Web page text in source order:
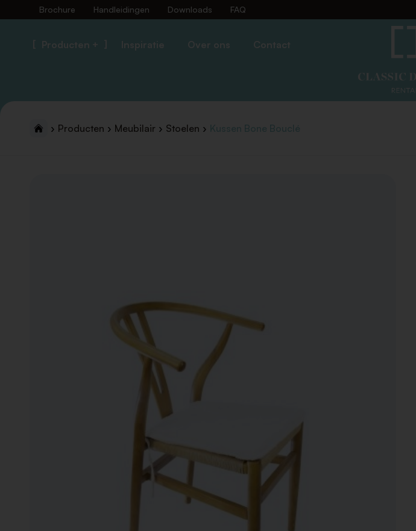
Brochure Handleidingen Downloads FAQ
Producten + Inspiratie Over ons Contact
Producten Meubilair Stoelen Kussen Bone Bouclé